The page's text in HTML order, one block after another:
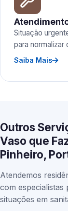
Situação
para normalizar
Saiba Mais
Outros
Vaso que
Pinheiro,
Atendemos
com
situações em